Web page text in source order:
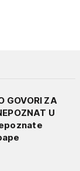
GOVORI ZA
U